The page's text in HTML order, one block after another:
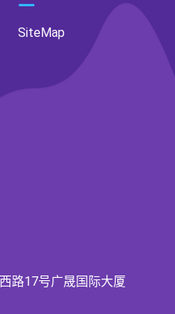
SiteMap
路17号广晟国际大厦